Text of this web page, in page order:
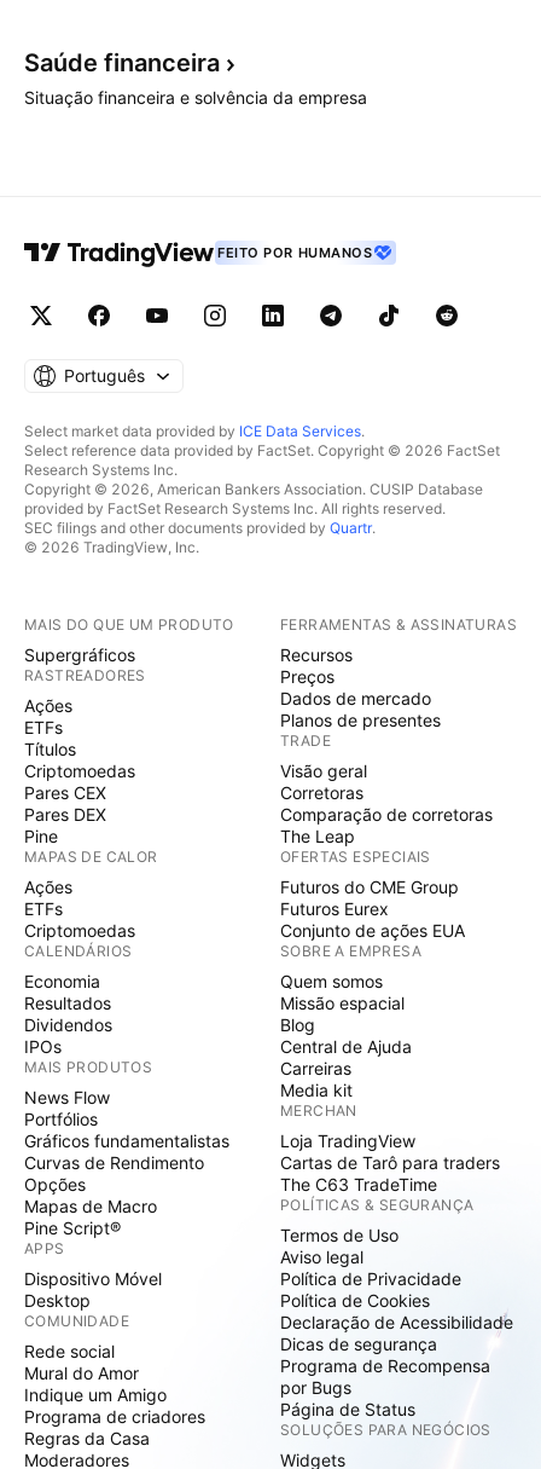
Saúde financeira
Situação financeira e solvência da empresa
FEITO POR HUMANOS
Português
Select market data provided by ICE Data Services.
Select reference data provided by FactSet. Copyright © 2026 FactSet
Research Systems Inc.
Copyright © 2026, American Bankers Association. CUSIP Database
provided by FactSet Research Systems Inc. All rights reserved.
SEC filings and other documents provided by Quartr.
© 2026 TradingView, Inc.
MAIS DO QUE UM PRODUTO
Supergráficos
RASTREADORES
Ações
ETFs
Títulos
Criptomoedas
Pares CEX
Pares DEX
Pine
MAPAS DE CALOR
Ações
ETFs
Criptomoedas
CALENDÁRIOS
Economia
Resultados
Dividendos
IPOs
MAIS PRODUTOS
News Flow
Portfólios
Gráficos fundamentalistas
Curvas de Rendimento
Opções
Mapas de Macro
Pine Script®
APPS
Dispositivo Móvel
Desktop
COMUNIDADE
Rede social
Mural do Amor
Indique um Amigo
Programa de criadores
Regras da Casa
Moderadores
FERRAMENTAS & ASSINATURAS
Recursos
Preços
Dados de mercado
Planos de presentes
TRADE
Visão geral
Corretoras
Comparação de corretoras
The Leap
OFERTAS ESPECIAIS
Futuros do CME Group
Futuros Eurex
Conjunto de ações EUA
SOBRE A EMPRESA
Quem somos
Missão espacial
Blog
Central de Ajuda
Carreiras
Media kit
MERCHAN
Loja TradingView
Cartas de Tarô para traders
The C63 TradeTime
POLÍTICAS & SEGURANÇA
Termos de Uso
Aviso legal
Política de Privacidade
Política de Cookies
Declaração de Acessibilidade
Dicas de segurança
Programa de Recompensa
por Bugs
Página de Status
SOLUÇÕES PARA NEGÓCIOS
Widgets